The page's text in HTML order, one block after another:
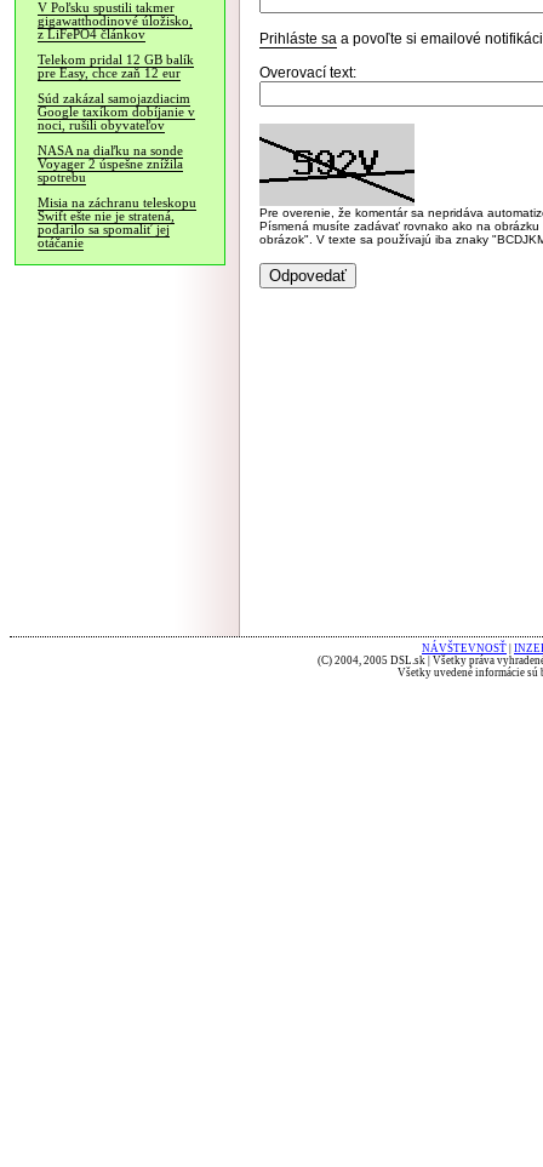
V Poľsku spustili takmer
gigawatthodinové úložisko,
z LiFePO4 článkov
Telekom pridal 12 GB balík
pre Easy, chce zaň 12 eur
Súd zakázal samojazdiacim
Google taxíkom dobíjanie v
noci, rušili obyvateľov
NASA na diaľku na sonde
Voyager 2 úspešne znížila
spotrebu
Misia na záchranu teleskopu
Swift ešte nie je stratená,
podarilo sa spomaliť jej
otáčanie
Prihláste sa a povoľte si emailové
Overovací text:
Pre overenie, že komentár sa nepridáva
Písmená musíte zadávať rovnako ako na
obrázok". V texte sa používajú iba znaky
NÁVŠTEVNOSŤ
(C) 2004, 2005 DSL.sk | Všetky práva
Všetky uvedené informácie sú